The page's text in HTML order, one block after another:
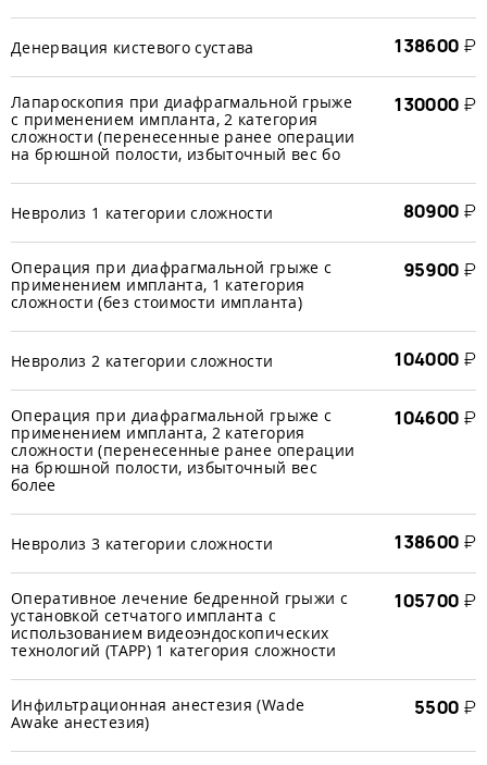
Денервация кистевого сустава 138600 ₽
Лапароскопия при диафрагмальной грыже
с применением импланта, 2 категория
сложности (перенесенные ранее операции
на брюшной полости, избыточный вес бо
130000 ₽
Невролиз 1 категории сложности 80900 ₽
Операция при диафрагмальной грыже с
применением импланта, 1 категория
сложности (без стоимости импланта)
95900 ₽
Невролиз 2 категории сложности 104000 ₽
Операция при диафрагмальной грыже с
применением импланта, 2 категория
сложности (перенесенные ранее операции
на брюшной полости, избыточный вес
более
104600 ₽
Невролиз 3 категории сложности 138600 ₽
Оперативное лечение бедренной грыжи с
установкой сетчатого импланта с
использованием видеоэндоскопических
технологий (TAРP) 1 категория сложности
105700 ₽
Инфильтрационная анестезия (Wade
Awake анестезия)
5500 ₽